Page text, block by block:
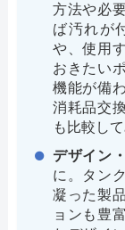
方法や必
ば汚れが
や、使用
おきたい
機能が備
消耗品交
も比較し
デザイン
に。タン
凝った製
ョンも豊